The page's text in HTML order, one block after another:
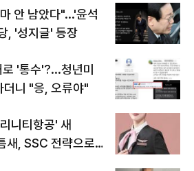
안 남았다"...'윤석
, '성지글' 등장
'통수'?...청년미
더니 "응, 오류야"
니티항공' 새
새, SSC 전략으로